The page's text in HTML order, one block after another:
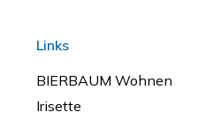
Links
BIERBAUM Wohnen
Irisette